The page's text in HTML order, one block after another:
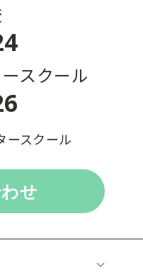
スクール
ースクール
せ